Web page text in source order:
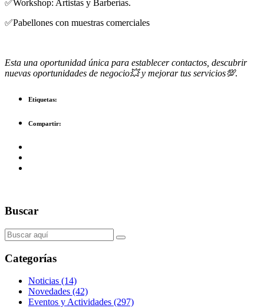
✅Workshop: Artistas y Barberías.
✅Pabellones con muestras comerciales
Esta una oportunidad única para establecer contactos, descubrir
nuevas oportunidades de negocio💥 y mejorar tus servicios💯.
Etiquetas:
Compartir:
Buscar
Categorías
Noticias (14)
Novedades (42)
Eventos y Actividades (297)